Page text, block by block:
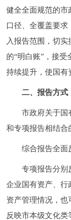
北京概况
绿色北京
多语种
DEUTSCH
ESPAÑOL
健全全面规范的市
口径、全覆盖要求
入报告范围，切
的“明白账”，接
持续提升，使国有
二、报告方式
市政府关于国有
和专项报告相结合
综合报告全面反
专项报告分别反
企业国有资产、行
资产管理情况，也
反映市本级文化